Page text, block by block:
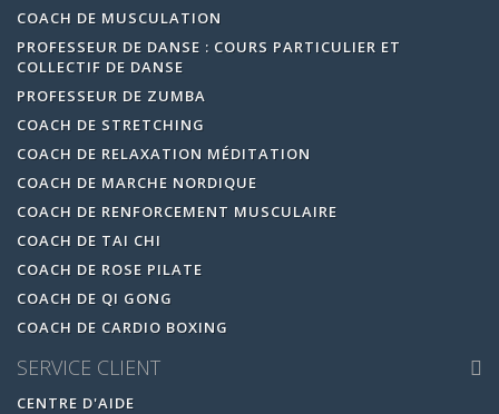
COACH DE MUSCULATION
PROFESSEUR DE DANSE : COURS PARTICULIER ET
COLLECTIF DE DANSE
PROFESSEUR DE ZUMBA
COACH DE STRETCHING
COACH DE RELAXATION MÉDITATION
COACH DE MARCHE NORDIQUE
COACH DE RENFORCEMENT MUSCULAIRE
COACH DE TAI CHI
COACH DE ROSE PILATE
COACH DE QI GONG
COACH DE CARDIO BOXING
SERVICE CLIENT
CENTRE D'AIDE